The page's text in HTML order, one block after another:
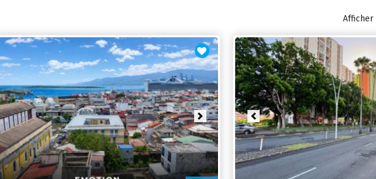
Afficher
Next Previous